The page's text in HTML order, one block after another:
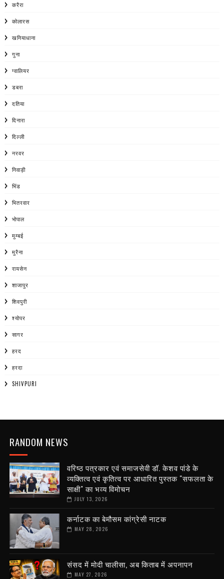
करैरा
कोलारस
खनियाधाना
गुना
ग्वालियर
डबरा
दतिया
दिनारा
दिल्ली
नरवर
निवाड़ी
भिंड
भितरवार
भोपाल
मुम्बई
मुरैना
रायसेन
शाजापुर
शिवपुरी
श्योपर
सागर
हरद
हरदा
SHIVPURI
RANDOM NEWS
वरिष्ठ पत्रकार एवं समाजसेवी डॉ. केशव पांडे के
व्यक्तित्व एवं कृतित्व पर आधारित पुस्तक "सफलता के
साक्षी" का भव्य विमोचन
JULY 13, 2026
कर्नाटक का बेमौसम कांग्रेसी नाटक
MAY 28, 2026
संसद में मोदी चालीसा, अब किताब में अपनापन
MAY 27, 2026